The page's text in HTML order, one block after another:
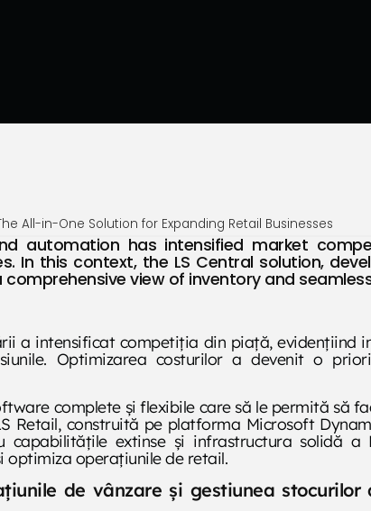
All-in-One Solution for Expanding Retail Businesses
automation has intensified market
In this context, the LS Central solution,
view of inventory and
a intensificat competiția din piață, evidențiind
Optimizarea costurilor a devenit o
complete și flexibile care să le permită să
Retail, construită pe platforma Microsoft
extinse și infrastructura solidă a
optimiza operațiunile de retail.
de vânzare și gestiunea